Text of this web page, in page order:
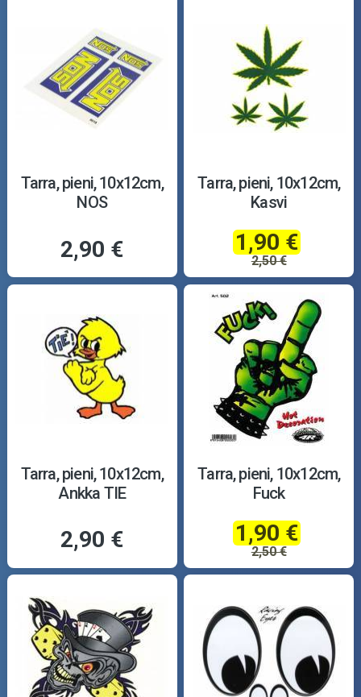
Tarra, pieni, 10x12cm,
NOS
2,90 €
Tarra, pieni, 10x12cm,
Kasvi
1,90 €
2,50 €
Tarra, pieni, 10x12cm,
Ankka TIE
2,90 €
Tarra, pieni, 10x12cm,
Fuck
1,90 €
2,50 €